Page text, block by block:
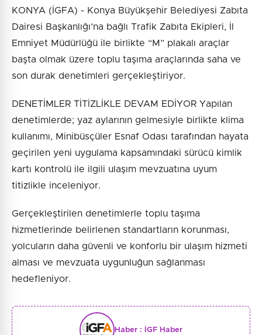
KONYA (İGFA) - Konya Büyükşehir Belediyesi Zabıta
Dairesi Başkanlığı’na bağlı Trafik Zabıta Ekipleri, İl
Emniyet Müdürlüğü ile birlikte “M” plakalı araçlar
başta olmak üzere toplu taşıma araçlarında saha ve
son durak denetimleri gerçekleştiriyor.
DENETİMLER TİTİZLİKLE DEVAM EDİYOR Yapılan
denetimlerde; yaz aylarının gelmesiyle birlikte klima
kullanımı, Minibüsçüler Esnaf Odası tarafından hayata
geçirilen yeni uygulama kapsamındaki sürücü kimlik
kartı kontrolü ile ilgili ulaşım mevzuatına uyum
titizlikle inceleniyor.
Gerçekleştirilen denetimlerle toplu taşıma
hizmetlerinde belirlenen standartların korunması,
yolcuların daha güvenli ve konforlu bir ulaşım hizmeti
alması ve mevzuata uygunluğun sağlanması
hedefleniyor.
Haber : İGF Haber